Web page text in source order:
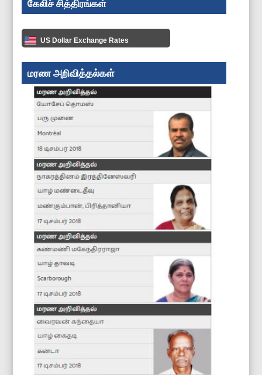
கேலிச் சித்திரங்கள்
US Dollar Exchange Rates
மரண அறிவித்தல்கள்